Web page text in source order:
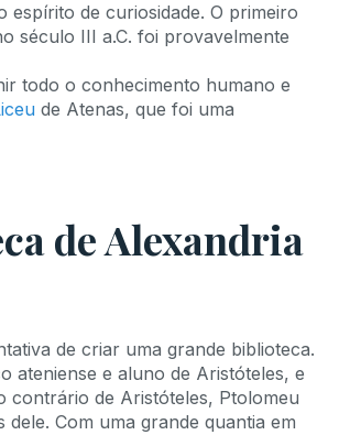
espírito de curiosidade. O primeiro
século III a.C. foi provavelmente
todo o conhecimento humano e
de Atenas, que foi uma
de Alexandria
de criar uma grande biblioteca.
ateniense e aluno de Aristóteles, e
de Aristóteles, Ptolomeu
Com uma grande quantia em